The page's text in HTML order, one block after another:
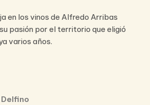
en los vinos de Alfredo Arribas
pasión por el territorio que eligió
varios años.